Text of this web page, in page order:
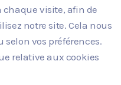
chaque visite, afin de
notre site. Cela nous
vos préférences.
relative aux cookies